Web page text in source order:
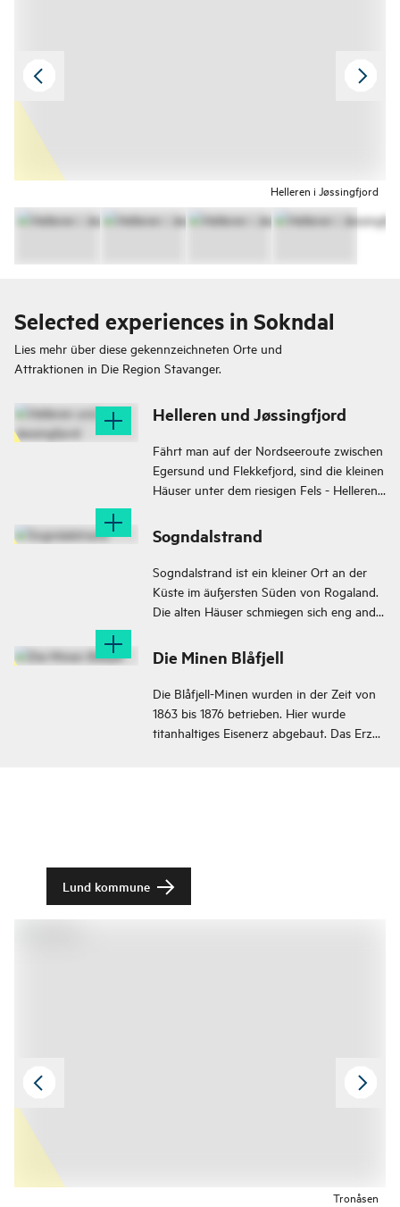
Helleren i Jøssingfjord
Selected experiences in Sokndal
Lies mehr über diese gekennzeichneten Orte und
Attraktionen in Die Region Stavanger.
Helleren und Jøssingfjord
Fährt man auf der Nordseeroute zwischen
Egersund und Flekkefjord, sind die kleinen
Häuser unter dem riesigen Fels - Helleren
Sogndalstrand
Sogndalstrand ist ein kleiner Ort an der
Küste im äußersten Süden von Rogaland.
Die alten Häuser schmiegen sich eng and
Fußgängerzone ist. Der Gästeparkplatz für
Besucher liegt direkt außerhalb des Ortes,
nur einen kurzen Spaziergang entfernt.
Die Minen Blåfjell
Die Blåfjell-Minen wurden in der Zeit von
1863 bis 1876 betrieben. Hier wurde
titanhaltiges Eisenerz abgebaut. Das Erz
Lund kommune
Tronåsen